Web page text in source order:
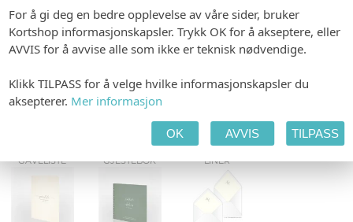
BORDNUMMER I AKRYL OG FINER
KONFETTIKORT VELK.PLAKATER
GAVELISTE GJESTEBOK LINER
For å gi deg en bedre opplevelse av våre sider, bruker
Kortshop informasjonskapsler. Trykk OK for å akseptere, eller
AVVIS for å avvise alle som ikke er teknisk nødvendige.
Klikk TILPASS for å velge hvilke informasjonskapsler du
aksepterer. Mer informasjon
OK AVVIS TILPASS